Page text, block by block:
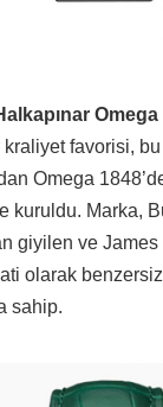
kraliyet favorisi,
Omega
kuruldu. Marka,
giyilen ve James
olarak
sahip.